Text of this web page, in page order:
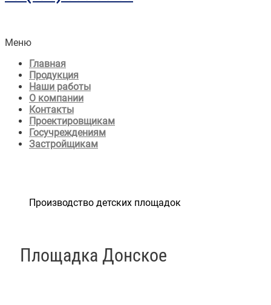
Меню
Главная
Продукция
Наши работы
О компании
Контакты
Проектировщикам
Госучреждениям
Застройщикам
Производство детских площадок
Площадка Донское